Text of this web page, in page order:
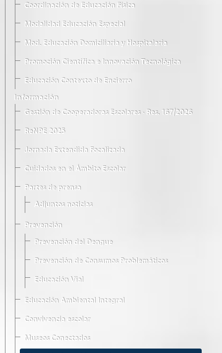
Coordinación de Educación Física
Modalidad Educación Especial
Mod. Educación Domiciliaria y Hospitalaria
Promoción Científica e Innovación Tecnológica
Educación Contexto de Encierro
Información
Gestión de Cooperadoras Escolares · Res. 167/2026
ReNPE 2025
Jornada Extendida Focalizada
Cuidados en el Ámbito Escolar
Partes de prensa
Adjuntos noticias
Prevención
Prevención del Dengue
Prevención de Consumos Problemáticos
Educación Vial
Educación Ambiental Integral
Convivencia escolar
Museos Conectados